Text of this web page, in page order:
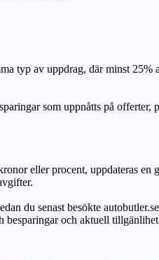
typ av uppdrag, där minst
som uppnåtts på offerter,
eller procent, uppdateras en
du senast besökte
och aktuell